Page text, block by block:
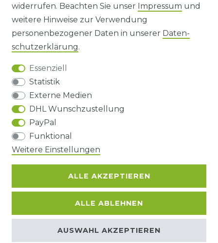
AGB UND KUNDENINFORMATIONEN
DATENSCHUTZERKLÄRUNG
BARRIEREFREIHEIT
Impressum Daten­schutz­erklärung
Barrierefreiheitserklärung
VERTRAG WIDERRUFEN Kontakt
vorbehalten.
widerrufen. Beachten Sie unser Impressum und
weitere Hinweise zur Verwendung
personenbezogener Daten in unserer Daten­
schutz­erklärung.
Essenziell
Statistik
Externe Medien
DHL Wunschzustellung
PayPal
Funktional
Weitere Einstellungen
ALLE AKZEPTIEREN
ALLE ABLEHNEN
AUSWAHL AKZEPTIEREN